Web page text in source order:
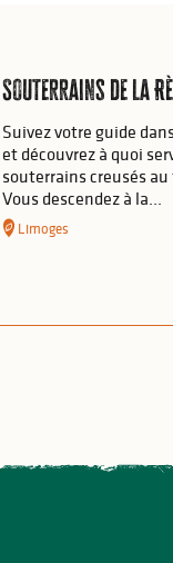
Souterrains de la
Suivez votre guide
et découvrez à quoi
souterrains creusés au
Vous descendez à la...
Limoges